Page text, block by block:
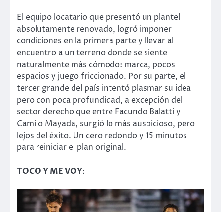
El equipo locatario que presentó un plantel
absolutamente renovado, logró imponer
condiciones en la primera parte y llevar al
encuentro a un terreno donde se siente
naturalmente más cómodo: marca, pocos
espacios y juego friccionado. Por su parte, el
tercer grande del país intentó plasmar su idea
pero con poca profundidad, a excepción del
sector derecho que entre Facundo Balatti y
Camilo Mayada, surgió lo más auspicioso, pero
lejos del éxito. Un cero redondo y 15 minutos
para reiniciar el plan original.
TOCO Y ME VOY: